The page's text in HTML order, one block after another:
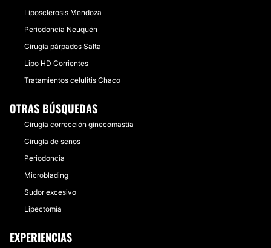
Liposclerosis Mendoza
Periodoncia Neuquén
Cirugía párpados Salta
Lipo HD Corrientes
Tratamientos celulitis Chaco
OTRAS BÚSQUEDAS
Cirugía corrección ginecomastia
Cirugía de senos
Periodoncia
Microblading
Sudor excesivo
Lipectomía
EXPERIENCIAS